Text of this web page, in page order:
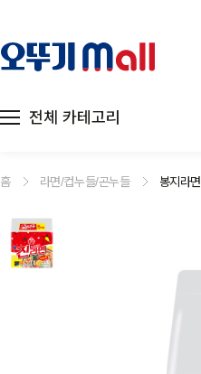
전체 카테고리
홈 라면/컵누들/곤누들 봉지라면